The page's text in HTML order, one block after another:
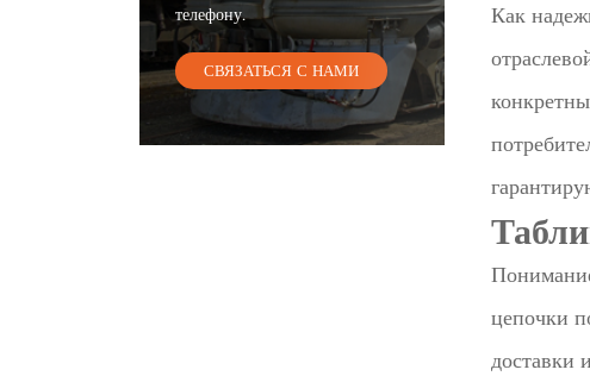
телефону.
СВЯЗАТЬСЯ С НАМИ
Как
цепочки
доставки